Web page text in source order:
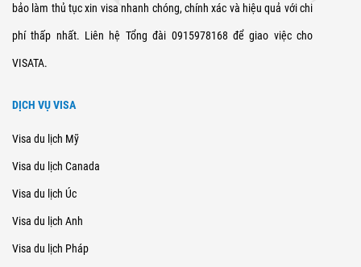
bảo làm thủ tục xin visa nhanh chóng, chính xác và hiệu quả với chi
phí thấp nhất. Liên hệ Tổng đài 0915978168 để giao việc cho
VISATA.
DỊCH VỤ VISA
Visa du lịch Mỹ
Visa du lịch Canada
Visa du lịch Úc
Visa du lịch Anh
Visa du lịch Pháp